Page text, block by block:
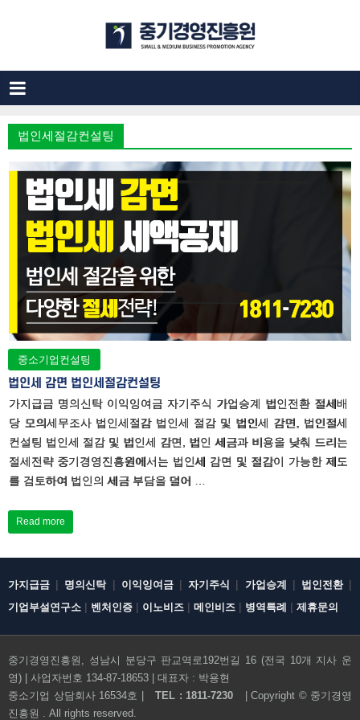
전화문의하기
법인세절감컨설팅
중소기업컨설팅
법인세 감면 법인세절감컨설팅
가지급금 명의신탁 이익잉여금 자기주식 가업승계 법인전환 절세배
당 모의세무조사 법인세절감 법인세 절감 및 법인세 감면, 법인절세
컨설팅 법인세 절감 및 법인세 감면, 법인 세금과 비용을 낮춰 드리는
절세전략 중기경영진흥원에서는 법인세 감면 및 절감이 가능한 제도
를 검토하여 법인의 세금 부담을 덜어 …
Read more
가지급금 | 명의신탁| 이익잉여금|자기주식 | 가업승계 | 법인전환|
기업부설연구소 | 벤처인증 | 이노비즈 | 메인비즈 | 병역특례 | 제휴문의
중기경영진흥원, 성남시 분당구 판교역로192번길 16 (전국 10개 지사 운
영) | 사업자번호 134-87-18653 | 대표자 : 박용현
중소기업 상담회사 16534호 |
TEL : 1811-7230 | Copyright © 중기경영
진흥원
. All rights reserved.